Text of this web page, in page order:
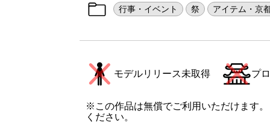
行事・イベント 祭 アイテム・京
モデルリリース未取得 プ
※この作品は無償でご利用いただけます
ください。